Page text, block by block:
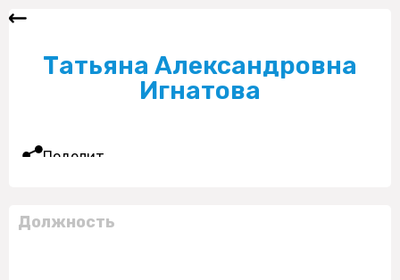
Татьяна Александровна
Игнатова
Поделиться
Должность